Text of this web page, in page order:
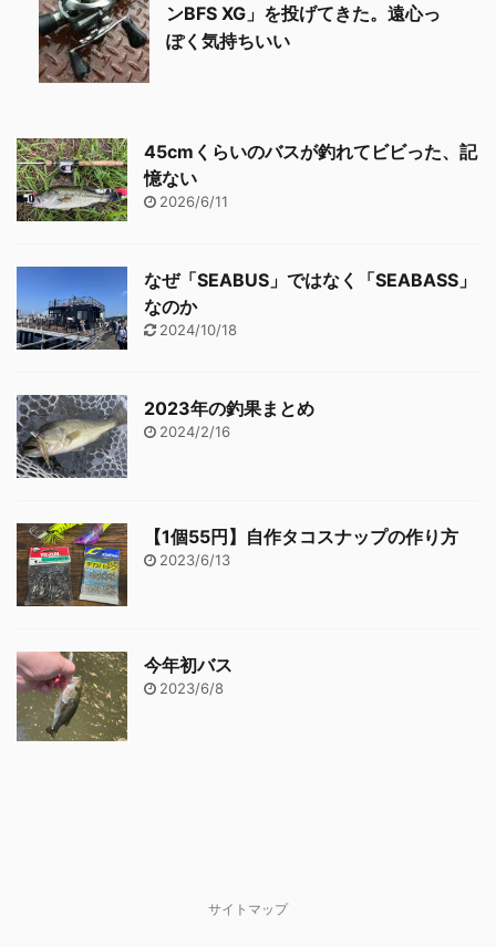
ンBFS XG」を投げてきた。遠心っ
ぽく気持ちいい
45cmくらいのバスが釣れてビビった、記
憶ない
2026/6/11
なぜ「SEABUS」ではなく「SEABASS」
なのか
2024/10/18
2023年の釣果まとめ
2024/2/16
【1個55円】自作タコスナップの作り方
2023/6/13
今年初バス
2023/6/8
サイトマップ